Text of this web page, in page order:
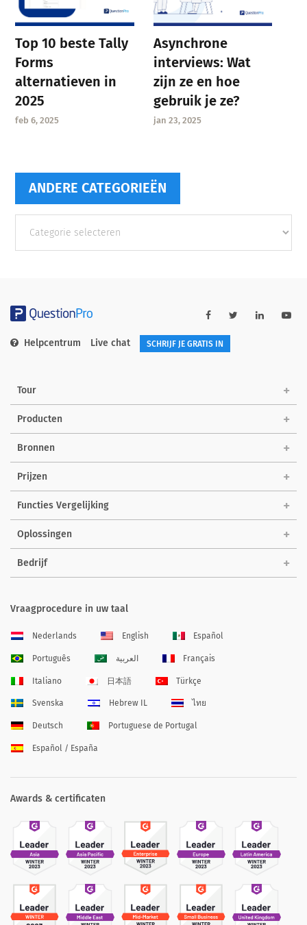
Top 10 beste Tally
Forms
alternatieven in
2025
feb 6, 2025
Asynchrone
interviews: Wat
zijn ze en hoe
gebruik je ze?
jan 23, 2025
ANDERE CATEGORIEËN
categorieën
Helpcentrum Live chat SCHRIJF JE GRATIS IN
Tour
Producten
Bronnen
Prijzen
Functies Vergelijking
Oplossingen
Bedrijf
Vraagprocedure in uw taal
Nederlands English Español
Português العربية Français
Italiano 日本語 Türkçe
Svenska Hebrew IL ไทย
Deutsch Portuguese de Portugal
Español / España
Awards & certificaten